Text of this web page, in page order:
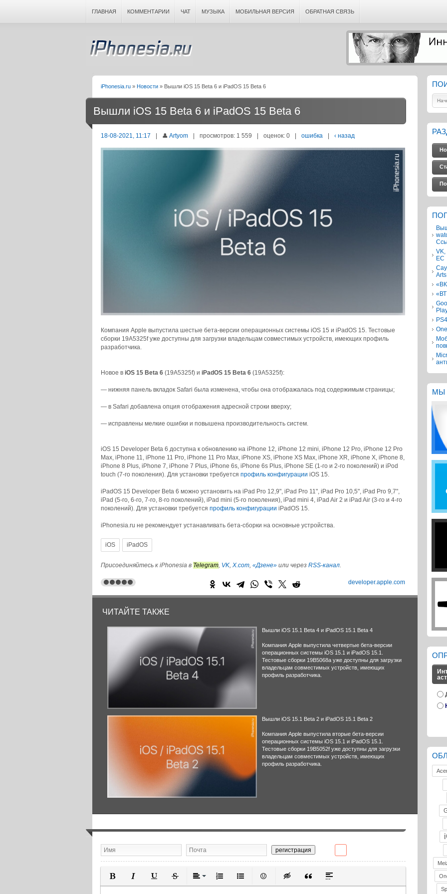
ГЛАВНАЯ КОММЕНТАРИИ ЧАТ МУЗЫКА МОБИЛЬНАЯ ВЕРСИЯ ОБРАТНАЯ СВЯЗЬ
iPhonesia.ru » Новости » Вышли iOS 15 Beta 6 и iPadOS 15 Beta 6
Вышли iOS 15 Beta 6 и iPadOS 15 Beta 6
18-08-2021, 11:17 | 👤 Artyom | просмотров: 1 559 | оценок: 0 | ошибка | ‹ назад
Компания Apple выпустила шестые бета-версии операционных системы iOS 15 и iPadOS 15. Тестовые
сборки 19A5325f уже доступны для загрузки владельцам совместимых устройств, имеющих профиль
разработчика.
Новое в iOS 15 Beta 6 (19A5325f) и iPadOS 15 Beta 6 (19A5325f):
— нижняя панель вкладок Safari была изменена, чтобы она отображалась под содержимым страницы;
— в Safari добавлена опция отображения адресной строки вверху;
— исправлены мелкие ошибки и повышена производительность систем.
iOS 15 Developer Beta 6 доступна к обновлению на iPhone 12, iPhone 12 mini, iPhone 12 Pro, iPhone 12 Pro
Max, iPhone 11, iPhone 11 Pro, iPhone 11 Pro Max, iPhone XS, iPhone XS Max, iPhone XR, iPhone X, iPhone 8,
iPhone 8 Plus, iPhone 7, iPhone 7 Plus, iPhone 6s, iPhone 6s Plus, iPhone SE (1-го и 2-го поколений) и iPod
touch (7-го поколения). Для установки требуется профиль конфигурации iOS 15.
iPadOS 15 Developer Beta 6 можно установить на iPad Pro 12,9", iPad Pro 11", iPad Pro 10,5", iPad Pro 9,7",
iPad (5-го, 6-го, 7-го, 8-го поколений), iPad mini (5-го поколения), iPad mini 4, iPad Air 2 и iPad Air (3-го и 4-го
поколений). Для установки требуется профиль конфигурации iPadOS 15.
iPhonesia.ru не рекомендует устанавливать бета-сборки на основные устройства.
iOS
iPadOS
Присоединяйтесь к iPhonesia в Telegram, VK, X.com, «Дзене» или через RSS-канал.
developer.apple.com
ЧИТАЙТЕ ТАКЖЕ
Вышли iOS 15.1 Beta 4 и iPadOS 15.1 Beta 4
Компания Apple выпустила четвертые бета-версии
операционных системы iOS 15.1 и iPadOS 15.1.
Тестовые сборки 19B5068a уже доступны для загрузки
владельцам совместимых устройств, имеющих
профиль разработчика.
Вышли iOS 15.1 Beta 2 и iPadOS 15.1 Beta 2
Компания Apple выпустила вторые бета-версии
операционных системы iOS 15.1 и iPadOS 15.1.
Тестовые сборки 19B5052f уже доступны для загрузки
владельцам совместимых устройств, имеющих
профиль разработчика.
регистрация
Полужирный
КурсивПодчеркнутый
ЗачеркнутыйВыравнивание
Нумерованный список
Маркированный список
Вставить смайлик
Вставка скрытого текста
Вставка цитаты
Вставка спойлера
VK,
ЕС
Arts
МЫ